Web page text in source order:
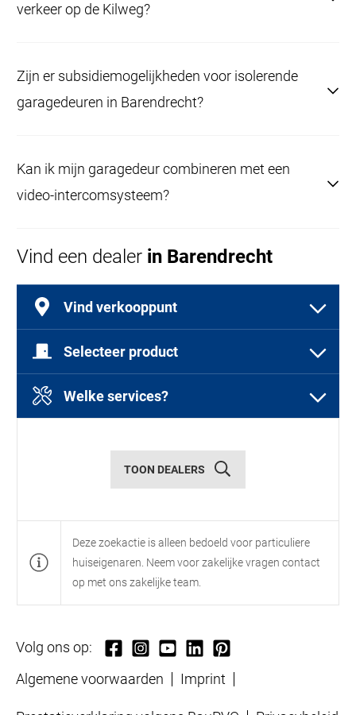
wijk.
verkeer op de Kilweg?
Woodgrain of Silkgrain; deze zijn eenvoudig te
reinigen.
Zijn er subsidiemogelijkheden voor isolerende
garagedeuren in Barendrecht?
duurzaamheidsregelingen.
Kan ik mijn garagedeur combineren met een
video-intercomsysteem?
beveiligingssystemen is mogelijk, ook voor
Vind een dealer in Barendrecht
Vind verkooppunt
Selecteer product
Garagesectionaaldeuren
Buitendeuren
Welke services?
DienstenTOON DEALERS
Deze zoekactie is alleen bedoeld voor particuliere
huiseigenaren. Neem voor zakelijke vragen contact
op met ons zakelijke team.
Volg ons op:
Algemene voorwaarden
Imprint